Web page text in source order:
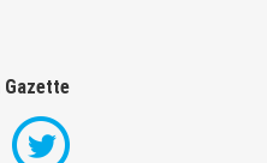
Gazette